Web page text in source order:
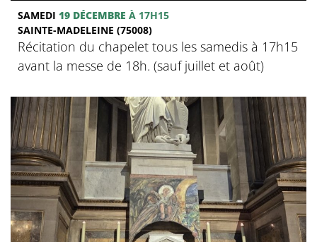
SAMEDI 19 DÉCEMBRE À 17H15
SAINTE-MADELEINE (75008)
Récitation du chapelet tous les samedis à 17h15
avant la messe de 18h. (sauf juillet et août)